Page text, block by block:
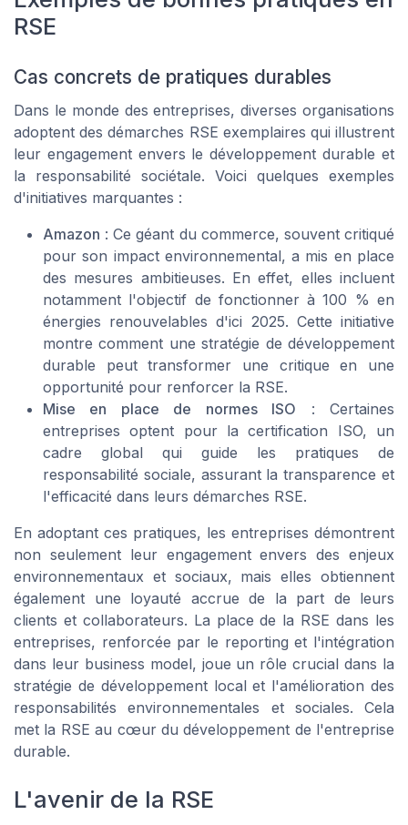
RSE
Cas concrets de pratiques durables
Dans le monde des entreprises, diverses organisations
adoptent des démarches RSE exemplaires qui illustrent
leur engagement envers le développement durable et
la responsabilité sociétale. Voici quelques exemples
d'initiatives marquantes :
Amazon : Ce géant du commerce, souvent critiqué
pour son impact environnemental, a mis en place
des mesures ambitieuses. En effet, elles incluent
notamment l'objectif de fonctionner à 100 % en
énergies renouvelables d'ici 2025. Cette initiative
montre comment une stratégie de développement
durable peut transformer une critique en une
opportunité pour renforcer la RSE.
Mise en place de normes ISO : Certaines
entreprises optent pour la certification ISO, un
cadre global qui guide les pratiques de
responsabilité sociale, assurant la transparence et
l'efficacité dans leurs démarches RSE.
En adoptant ces pratiques, les entreprises démontrent
non seulement leur engagement envers des enjeux
environnementaux et sociaux, mais elles obtiennent
également une loyauté accrue de la part de leurs
clients et collaborateurs. La place de la RSE dans les
entreprises, renforcée par le reporting et l'intégration
dans leur business model, joue un rôle crucial dans la
stratégie de développement local et l'amélioration des
responsabilités environnementales et sociales. Cela
met la RSE au cœur du développement de l'entreprise
durable.
L'avenir de la RSE